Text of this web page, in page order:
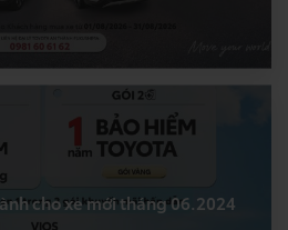
cho xe mới tháng 06.2024